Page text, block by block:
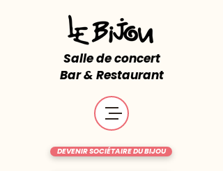
Salle de concert
Bar & Restaurant
DEVENIR SOCIÉTAIRE DU BIJOU